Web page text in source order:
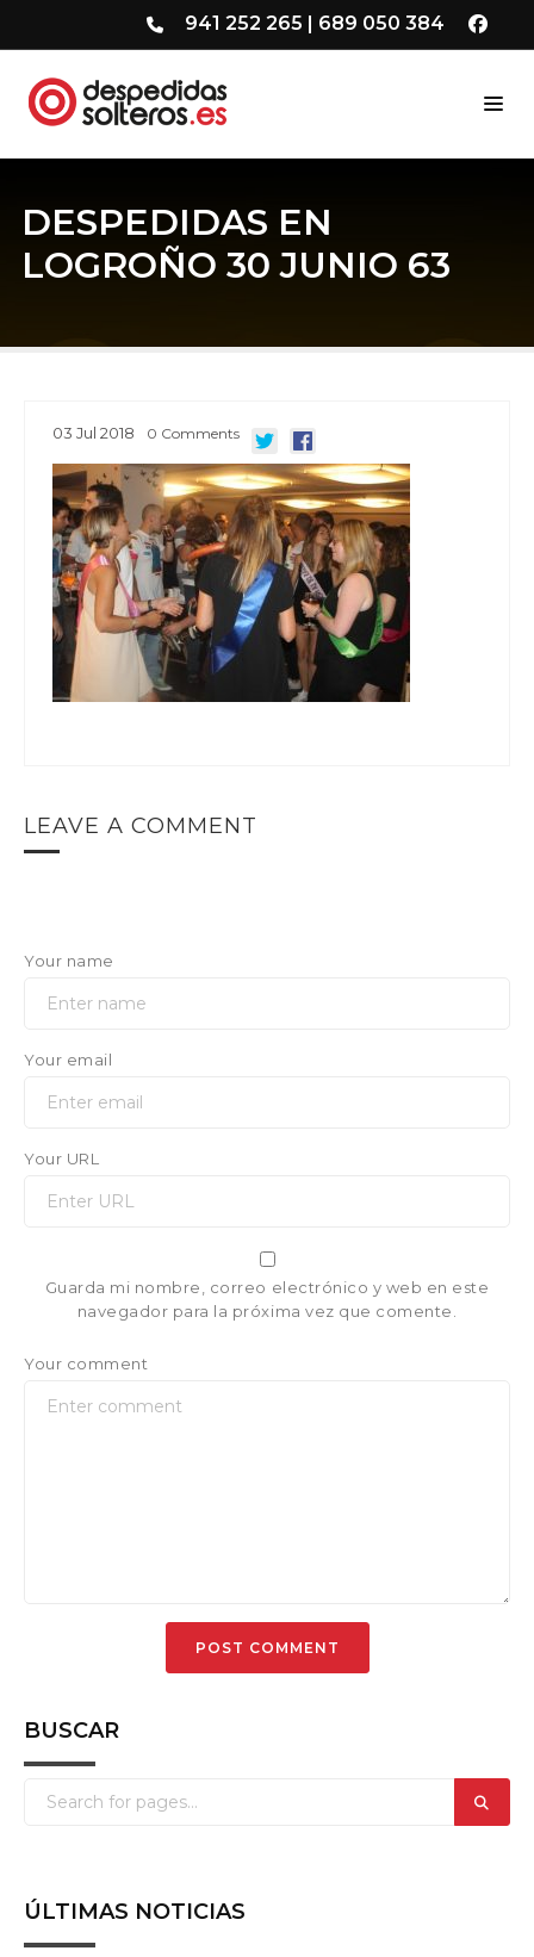
941 252 265 | 689 050 384
DESPEDIDAS EN
LOGROÑO 30 JUNIO 63
03 Jul 2018 0 Comments
LEAVE A COMMENT
Your name
Your email
Your URL
Guarda mi nombre, correo electrónico y web en este
navegador para la próxima vez que comente.
Your comment
BUSCAR
ÚLTIMAS NOTICIAS